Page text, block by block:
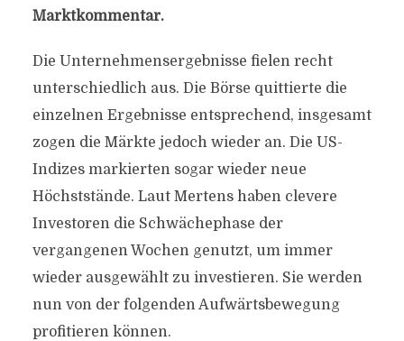
Marktkommentar.
Die Unternehmensergebnisse fielen recht
unterschiedlich aus. Die Börse quittierte die
einzelnen Ergebnisse entsprechend, insgesamt
zogen die Märkte jedoch wieder an. Die US-
Indizes markierten sogar wieder neue
Höchststände. Laut Mertens haben clevere
Investoren die Schwächephase der
vergangenen Wochen genutzt, um immer
wieder ausgewählt zu investieren. Sie werden
nun von der folgenden Aufwärtsbewegung
profitieren können.